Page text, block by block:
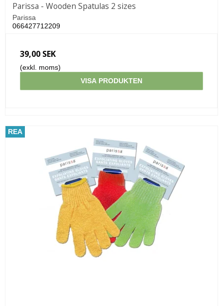
Parissa - Wooden Spatulas 2 sizes
Parissa
066427712209
39,00 SEK
(exkl. moms)
VISA PRODUKTEN
REA